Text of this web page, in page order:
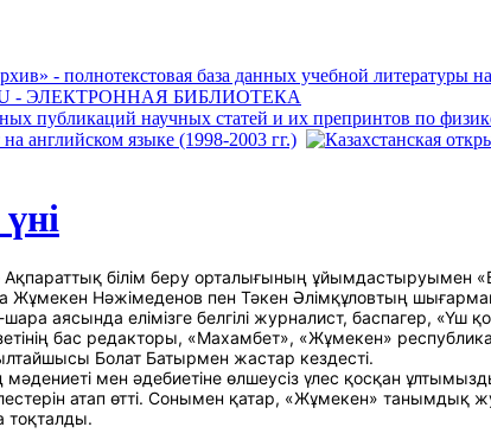
білім беру орталығының ұйымдастыруымен
Жұмекен Нәжімеденов пен Тәкен Әлімқұловтың
шара аясында елімізге белгілі журналист, баспагер,
бас редакторы, «Махамбет», «Жұмекен»
Болат Батырмен жастар кездесті.
мен әдебиетіне өлшеусіз үлес қосқан
атап өтті. Сонымен қатар, «Жұмекен» танымдық